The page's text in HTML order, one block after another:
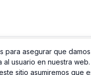
Música. Todos los
Hecho con
para asegurar que
usuario en nuestra web.
sitio asumiremos que